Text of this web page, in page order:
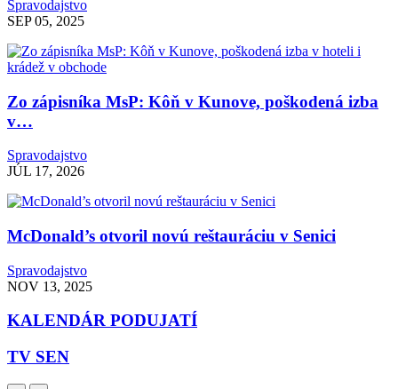
Spravodajstvo
SEP 05, 2025
Zo zápisníka MsP: Kôň v Kunove, poškodená izba
v…
Spravodajstvo
JÚL 17, 2026
McDonald’s otvoril novú reštauráciu v Senici
Spravodajstvo
NOV 13, 2025
KALENDÁR PODUJATÍ
TV SEN